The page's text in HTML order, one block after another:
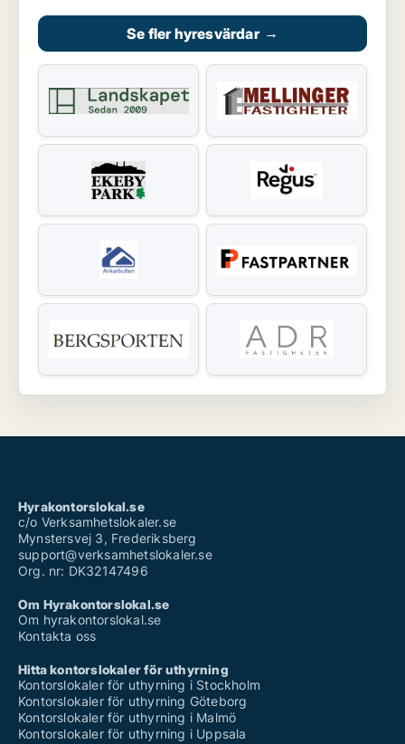
Se fler hyresvärdar →
Hyrakontorslokal.se
c/o Verksamhetslokaler.se
Mynstersvej 3, Frederiksberg
support@verksamhetslokaler.se
Org. nr: DK32147496
Om Hyrakontorslokal.se
Om hyrakontorslokal.se
Kontakta oss
Hitta kontorslokaler för uthyrning
Kontorslokaler för uthyrning i Stockholm
Kontorslokaler för uthyrning Göteborg
Kontorslokaler för uthyrning i Malmö
Kontorslokaler för uthyrning i Uppsala